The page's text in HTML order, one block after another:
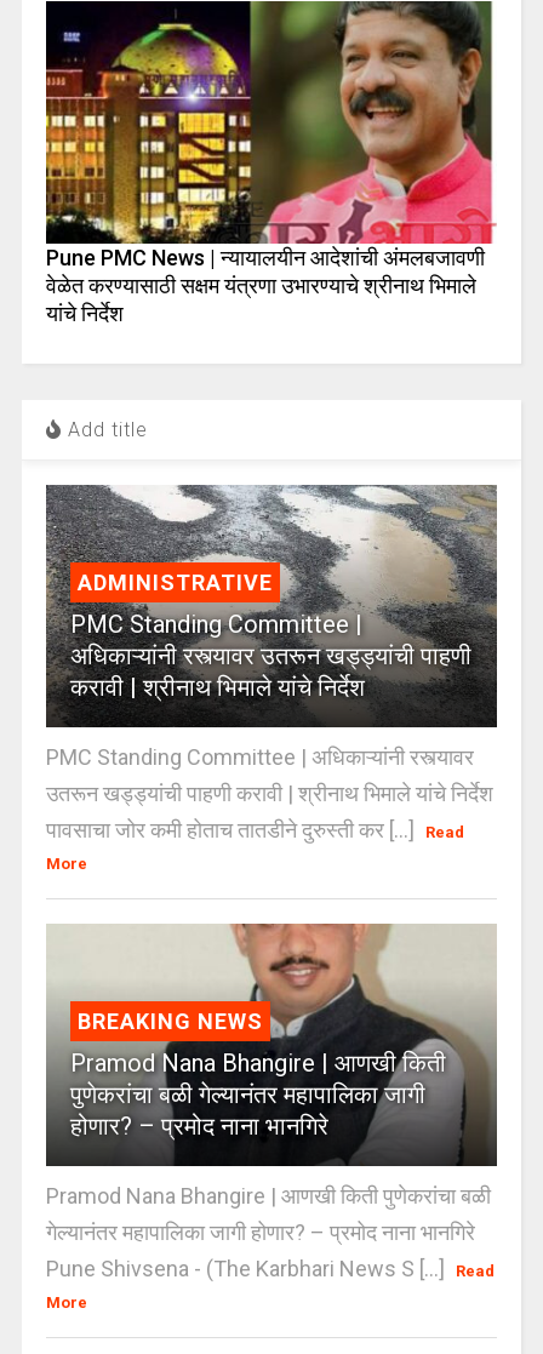
Pune PMC News | न्यायालयीन आदेशांची अंमलबजावणी
वेळेत करण्यासाठी सक्षम यंत्रणा उभारण्याचे श्रीनाथ भिमाले
यांचे निर्देश
Add title
ADMINISTRATIVE
PMC Standing Committee |
अधिकाऱ्यांनी रस्त्यावर उतरून खड्ड्यांची पाहणी
करावी | श्रीनाथ भिमाले यांचे निर्देश
PMC Standing Committee | अधिकाऱ्यांनी रस्त्यावर
उतरून खड्ड्यांची पाहणी करावी | श्रीनाथ भिमाले यांचे निर्देश
पावसाचा जोर कमी होताच तातडीने दुरुस्ती कर [...]
Read
More
BREAKING NEWS
Pramod Nana Bhangire | आणखी किती
पुणेकरांचा बळी गेल्यानंतर महापालिका जागी
होणार? – प्रमोद नाना भानगिरे
Pramod Nana Bhangire | आणखी किती पुणेकरांचा बळी
गेल्यानंतर महापालिका जागी होणार? – प्रमोद नाना भानगिरे
Pune Shivsena - (The Karbhari News S [...]
Read
More